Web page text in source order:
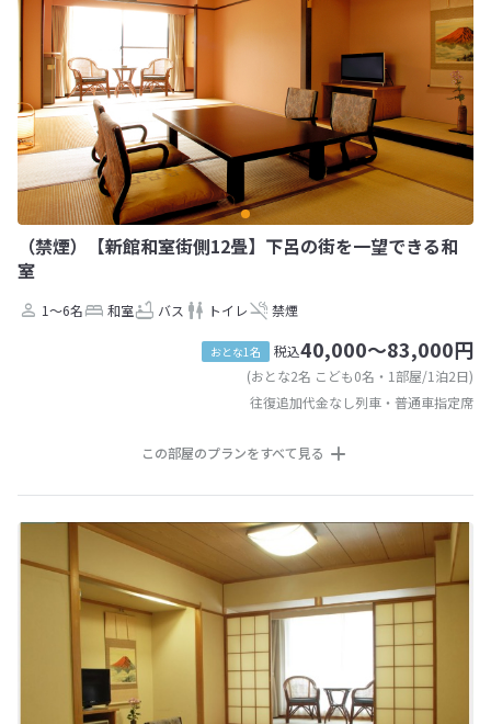
（禁煙）【新館和室街側12畳】下呂の街を一望できる和
室
1～6名 和室 バス トイレ 禁煙
おとな1名 税込40,000～83,000円
(おとな2名 こども0名・1部屋/1泊2日)
往復追加代金なし列車・普通車指定席
この部屋のプランをすべて見る